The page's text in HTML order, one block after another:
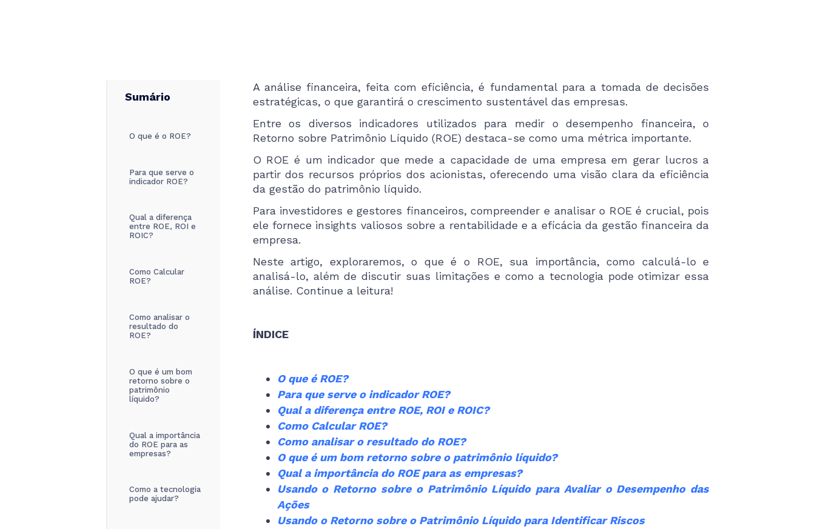
Sumário
O que é o ROE?
Para que serve o
indicador ROE?
Qual a diferença
entre ROE, ROI e
ROIC?
Como Calcular
ROE?
Como analisar o
resultado do
ROE?
O que é um bom
retorno sobre o
patrimônio
líquido?
Qual a importância
do ROE para as
empresas?
Como a tecnologia
pode ajudar?
A análise financeira, feita com eficiência, é fundamental para a tomada de decisões
estratégicas, o que garantirá o crescimento sustentável das empresas.
Entre os diversos indicadores utilizados para medir o desempenho financeira, o
Retorno sobre Patrimônio Líquido (ROE) destaca-se como uma métrica importante.
O ROE é um indicador que mede a capacidade de uma empresa em gerar lucros a
partir dos recursos próprios dos acionistas, oferecendo uma visão clara da eficiência
da gestão do patrimônio líquido.
Para investidores e gestores financeiros, compreender e analisar o ROE é crucial, pois
ele fornece insights valiosos sobre a rentabilidade e a eficácia da gestão financeira da
empresa.
Neste artigo, exploraremos, o que é o ROE, sua importância, como calculá-lo e
analisá-lo, além de discutir suas limitações e como a tecnologia pode otimizar essa
análise. Continue a leitura!
ÍNDICE
O que é ROE?
Para que serve o indicador ROE?
Qual a diferença entre ROE, ROI e ROIC?
Como Calcular ROE?
Como analisar o resultado do ROE?
O que é um bom retorno sobre o patrimônio líquido?
Qual a importância do ROE para as empresas?
Usando o Retorno sobre o Patrimônio Líquido para Avaliar o Desempenho das
Ações
Usando o Retorno sobre o Patrimônio Líquido para Identificar Riscos